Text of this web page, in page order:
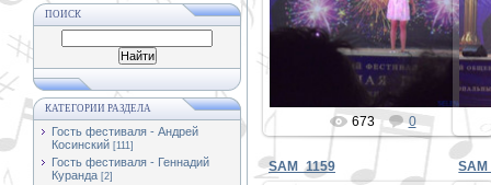
ПОИСК
КАТЕГОРИИ РАЗДЕЛА
Гость фестиваля - Андрей
Косинский [111]
Гость фестиваля - Геннадий
Куранда [2]
31.12.2019
PETER
673 0
SAM_1159